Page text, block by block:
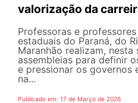
valorização da
Professoras e
estaduais do Paraná, do
Maranhão realizam, nesta
assembleias para definir
e pressionar os governos
na...
Publicado em: 17 de Março de 2026